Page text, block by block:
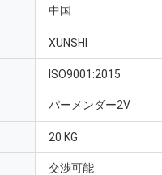
中国
XUNSHI
ISO9001:2015
パーメンダー2V
20 KG
交渉可能